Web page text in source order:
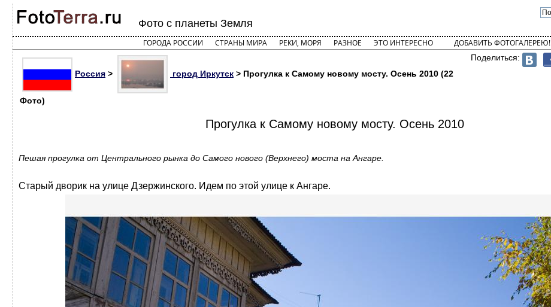
Фото с планеты Земля
ГОРОДА РОССИИ СТРАНЫ МИРА РЕКИ, МОРЯ РАЗНОЕ ЭТО ИНТЕРЕСНО ДОБАВИТЬ ФОТОГАЛЕРЕЮ!
Поделиться:
Россия > город Иркутск > Прогулка к Самому новому мосту. Осень 2010 (22
Фото)
Прогулка к Самому новому мосту. Осень 2010
Пешая прогулка от Центрального рынка до Самого нового (Верхнего) моста на Ангаре.
Старый дворик на улице Дзержинского. Идем по этой улице к Ангаре.